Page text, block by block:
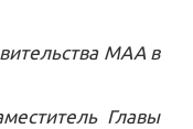
МАА в
Главы